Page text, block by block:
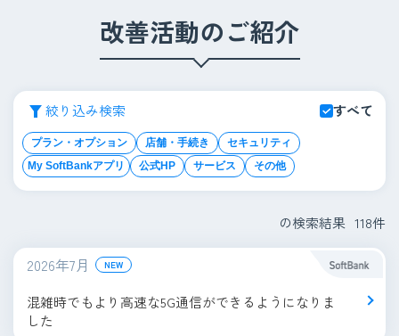
改善活動のご紹介
絞り込み検索 すべて
プラン・オプション 店舗・手続き
セキュリティ
My SoftBankアプリ
公式HP サービス その他
の検索結果 118件
2026年7月 NEW
混雑時でもより高速な5G通信ができるようになりま
した